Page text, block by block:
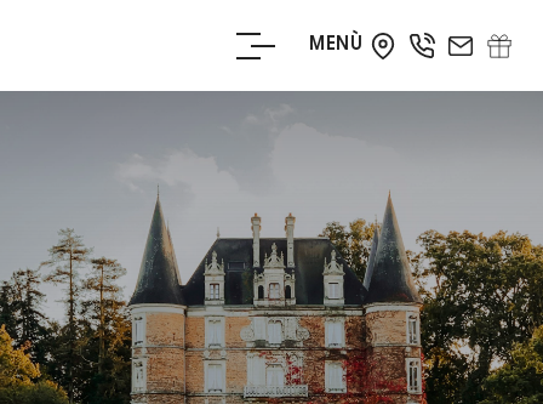
MENÙ
PRENOTA
PRENOTA UN
TAVOLO